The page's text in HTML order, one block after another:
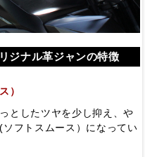
ジナル革ジャンの特徴
）
としたツヤを少し抑え、や
フトスムース）になってい